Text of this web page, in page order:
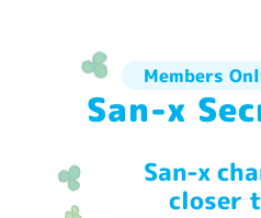
Members
San-x
San-x
closer